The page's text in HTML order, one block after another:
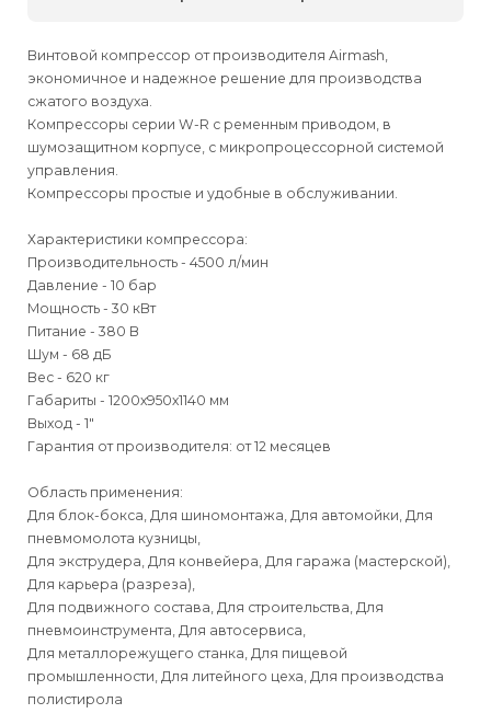
Винтовой компрессор от производителя Airmash,
экономичное и надежное решение для производства
сжатого воздуха.
Компрессоры серии W-R с ременным приводом, в
шумозащитном корпусе, с микропроцессорной системой
управления.
Компрессоры простые и удобные в обслуживании.
Характеристики компрессора:
Производительность - 4500 л/мин
Давление - 10 бар
Мощность - 30 кВт
Питание - 380 В
Шум - 68 дБ
Вес - 620 кг
Габариты - 1200х950х1140 мм
Выход - 1"
Гарантия от производителя: от 12 месяцев
Область применения:
Для блок-бокса, Для шиномонтажа, Для автомойки, Для
пневмомолота кузницы,
Для экструдера, Для конвейера, Для гаража (мастерской),
Для карьера (разреза),
Для подвижного состава, Для строительства, Для
пневмоинструмента, Для автосервиса,
Для металлорежущего станка, Для пищевой
промышленности, Для литейного цеха, Для производства
полистирола